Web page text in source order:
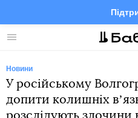
Меню
Новини
У російському
допити колишніх
розслідують злочини